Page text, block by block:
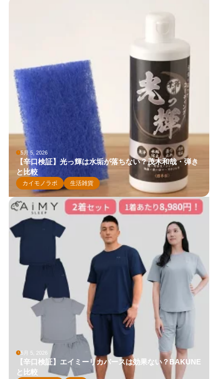
5月 5, 2026
【辛口検証】光っ輝は水垢が落ちない？茂木和哉・弾き
と比較
カイモノラボ 生活雑貨
5月 5, 2026
【辛口検証】エイミーリカバースは効果ない？BAKUNE
と比較